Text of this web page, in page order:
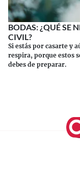
BODAS: ¿QUÉ SE
CIVIL?
Si estás por casarte y
respira, porque estos
debes de preparar.